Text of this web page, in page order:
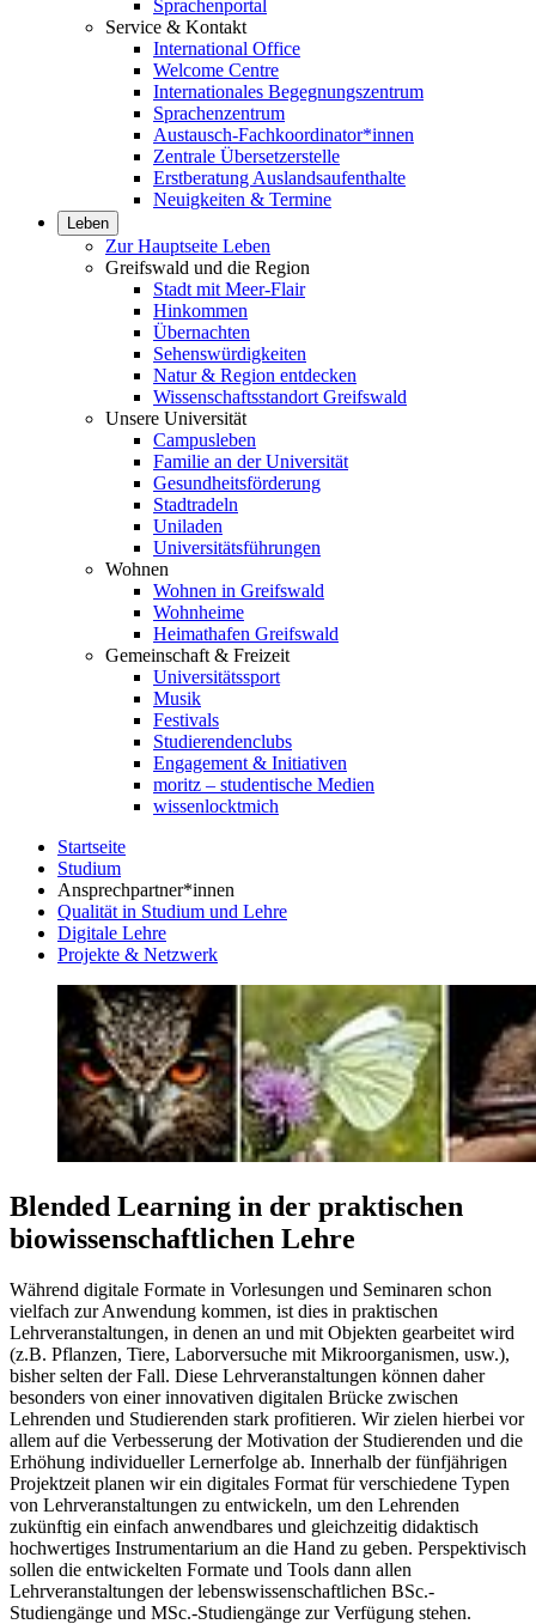
Sprachenportal
Service & Kontakt
International Office
Welcome Centre
Internationales Begegnungszentrum
Sprachenzentrum
Austausch-Fachkoordinator*innen
Zentrale Übersetzerstelle
Erstberatung Auslandsaufenthalte
Neuigkeiten & Termine
Leben
Zur Hauptseite Leben
Greifswald und die Region
Stadt mit Meer-Flair
Hinkommen
Übernachten
Sehenswürdigkeiten
Natur & Region entdecken
Wissenschaftsstandort Greifswald
Unsere Universität
Campusleben
Familie an der Universität
Gesundheitsförderung
Stadtradeln
Uniladen
Universitätsführungen
Wohnen
Wohnen in Greifswald
Wohnheime
Heimathafen Greifswald
Gemeinschaft & Freizeit
Universitätssport
Musik
Festivals
Studierendenclubs
Engagement & Initiativen
moritz – studentische Medien
wissenlocktmich
Startseite
Studium
Ansprechpartner*innen
Qualität in Studium und Lehre
Digitale Lehre
Projekte & Netzwerk
Blended Learning in der praktischen
biowissenschaftlichen Lehre
Während digitale Formate in Vorlesungen und Seminaren schon
vielfach zur Anwendung kommen, ist dies in praktischen
Lehrveranstaltungen, in denen an und mit Objekten gearbeitet wird
(z.B. Pflanzen, Tiere, Laborversuche mit Mikroorganismen, usw.),
bisher selten der Fall. Diese Lehrveranstaltungen können daher
besonders von einer innovativen digitalen Brücke zwischen
Lehrenden und Studierenden stark profitieren. Wir zielen hierbei vor
allem auf die Verbesserung der Motivation der Studierenden und die
Erhöhung individueller Lernerfolge ab. Innerhalb der fünfjährigen
Projektzeit planen wir ein digitales Format für verschiedene Typen
von Lehrveranstaltungen zu entwickeln, um den Lehrenden
zukünftig ein einfach anwendbares und gleichzeitig didaktisch
hochwertiges Instrumentarium an die Hand zu geben. Perspektivisch
sollen die entwickelten Formate und Tools dann allen
Lehrveranstaltungen der lebenswissenschaftlichen BSc.-
Studiengänge und MSc.-Studiengänge zur Verfügung stehen.